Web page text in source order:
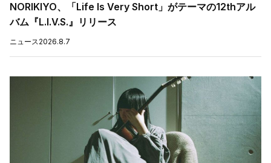
NORIKIYO、「Life Is Very Short」がテーマの12thアル
バム『L.I.V.S.』リリース
ニュース2026.8.7